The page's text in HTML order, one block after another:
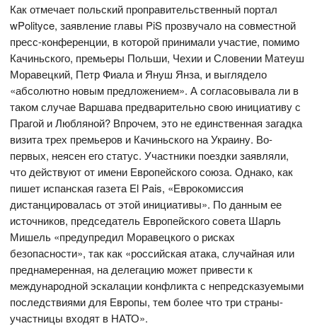
Как отмечает польский проправительственный портал
wPolityce, заявление главы PiS прозвучало на совместной
пресс-конференции, в которой принимали участие, помимо
Качиньского, премьеры Польши, Чехии и Словении Матеуш
Моравецкий, Петр Фиала и Януш Янза, и выглядело
«абсолютно новым предложением». А согласовывала ли в
таком случае Варшава предварительно свою инициативу с
Прагой и Любляной? Впрочем, это не единственная загадка
визита трех премьеров и Качиньского на Украину. Во-
первых, неясен его статус. Участники поездки заявляли,
что действуют от имени Европейского союза. Однако, как
пишет испанская газета El Pais, «Еврокомиссия
дистанцировалась от этой инициативы». По данным ее
источников, председатель Европейского совета Шарль
Мишель «предупредил Моравецкого о рисках
безопасности», так как «российская атака, случайная или
преднамеренная, на делегацию может привести к
международной эскалации конфликта с непредсказуемыми
последствиями для Европы, тем более что три страны-
участницы входят в НАТО».